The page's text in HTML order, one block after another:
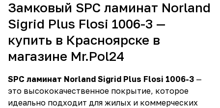
Замковый SPC ламинат Norland
Sigrid Plus Flosi 1006-3 —
купить в Красноярске в
магазине Mr.Pol24
SPC ламинат Norland Sigrid Plus Flosi 1006-3 —
это высококачественное покрытие, которое
идеально подходит для жилых и коммерческих